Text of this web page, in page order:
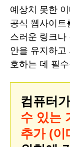
예상치 못한
공식 웹사이트
스러운 링크나
안을 유지하고
호하는 데 필
컴퓨터
수 있는
추가 (이